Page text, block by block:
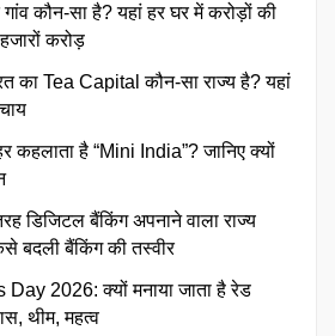
कौन-सा है? यहां हर घर में करोड़ों की
करोड़
का Tea Capital कौन-सा राज्य है? यहां
कहलाता है “Mini India”? जानिए क्यों
डिजिटल बैंकिंग अपनाने वाला राज्य
बदली बैंकिंग की तस्वीर
2026: क्यों मनाया जाता है रेड
थीम, महत्व